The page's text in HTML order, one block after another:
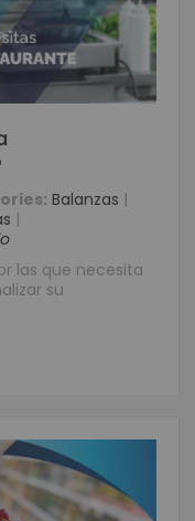
Balanzas |
|
las que necesita
su